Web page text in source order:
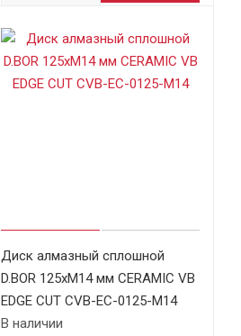
Диск алмазный сплошной
D.BOR 125хМ14 мм CERAMIC VB
EDGE CUT CVB-EC-0125-M14
В наличии